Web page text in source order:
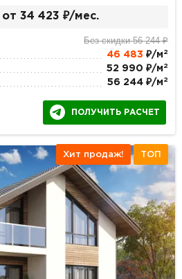
от 34 423 ₽/мес.
Без скидки 56 244 ₽
46 483 ₽/м 2
52 990 ₽/м 2
56 244 ₽/м 2
ПОЛУЧИТЬ РАСЧЕТ
Хит продаж! ТОП